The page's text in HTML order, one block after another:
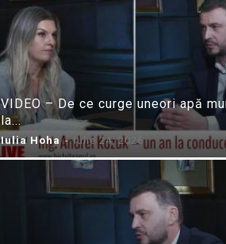
VIDEO – De ce curge uneori apă
la...
Iulia Hoha - iulie 24, 2026